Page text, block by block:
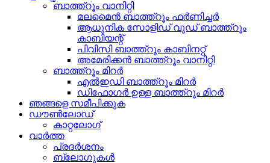
ബാത്ത്റൂം വാനിറ്റി
മലമൈൻ ബാത്ത്റൂം ഫർണിച്ചർ
ആധുനിക സോളിഡ് വുഡ് ബാത്ത്റൂം
കാബിയന്റ്
പിവിസി ബാത്ത്റൂം കാബിനറ്റ്
അമേരിക്കൻ ബാത്ത്റൂം വാനിറ്റി
ബാത്ത്റൂം മിറർ
എൽഇഡി ബാത്ത്റൂം മിറർ
ഡിഫോഗർ ഉള്ള ബാത്ത്റൂം മിറർ
ഞങ്ങളെ സമീപിക്കുക
ഡൗൺലോഡ്
കാറ്റലോഗ്
വാർത്ത
പ്രദർശനം
ബ്ലോഗുകൾ